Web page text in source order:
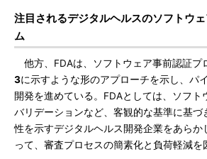
注目されるデジタルヘルスのソフトウ
ム
他方、FDAは、ソフトウェア事前認証プ
3に示すような形のアプローチを示し、パ
開発を進めている。FDAとしては、ソフト
バリデーションなど、客観的な基準に基づ
性を示すデジタルヘルス開発企業をあらか
って、審査プロセスの簡素化と負荷軽減を